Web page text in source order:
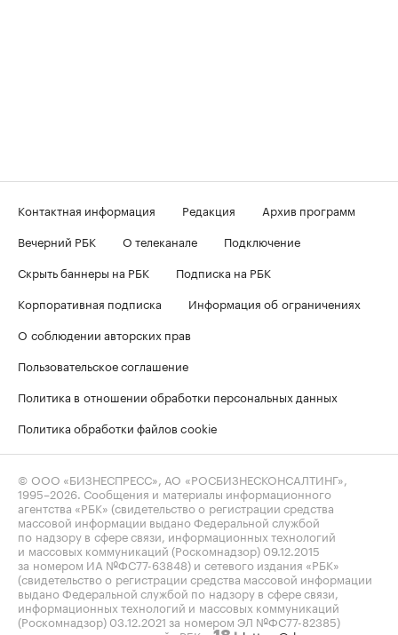
Контактная информация Редакция
Архив программ
Вечерний РБК
О телеканале
Подключение
Скрыть баннеры на РБК
Подписка на РБК
Корпоративная подписка
Информация об ограничениях
О соблюдении авторских прав
Пользовательское соглашение
Политика в отношении обработки персональных данных
Политика обработки файлов cookie
© ООО «БИЗНЕСПРЕСС», АО «РОСБИЗНЕСКОНСАЛТИНГ»,
1995–2026 . Сообщения и материалы информационного
агентства «РБК» (свидетельство о регистрации средства
массовой информации выдано Федеральной службой
по надзору в сфере связи, информационных технологий
и массовых коммуникаций (Роскомнадзор) 09.12.2015
за номером ИА №ФС77-63848) и сетевого издания «РБК»
(свидетельство о регистрации средства массовой информации
выдано Федеральной службой по надзору в сфере связи,
информационных технологий и массовых коммуникаций
(Роскомнадзор) 03.12.2021 за номером ЭЛ №ФС77-82385)